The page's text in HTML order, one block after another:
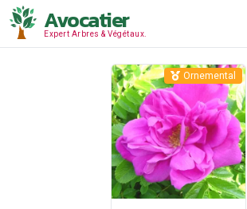
Avocatier
Expert Arbres & Végétaux.
Ornemental